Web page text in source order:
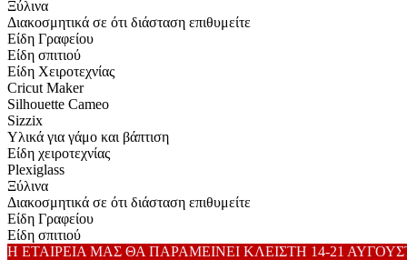
Ξύλινα
Διακοσμητικά σε ότι διάσταση επιθυμείτε
Είδη Γραφείου
Είδη σπιτιού
Είδη Xειροτεχνίας
Cricut Maker
Silhouette Cameo
Sizzix
Υλικά για γάμο και βάπτιση
Είδη χειροτεχνίας
Plexiglass
Ξύλινα
Διακοσμητικά σε ότι διάσταση επιθυμείτε
Είδη Γραφείου
Είδη σπιτιού
Η ΕΤΑΙΡΕΙΑ ΜΑΣ ΘΑ ΠΑΡΑΜΕΙΝΕΙ ΚΛΕΙΣΤΗ 14-21